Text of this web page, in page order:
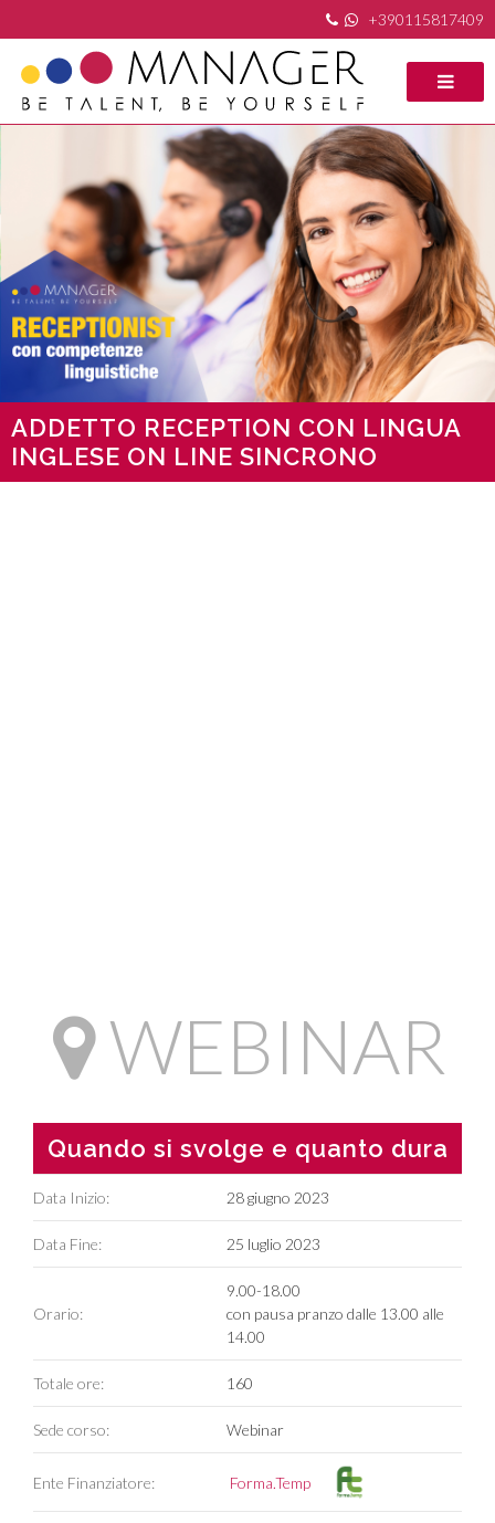
+390115817409
ADDETTO RECEPTION CON LINGUA
INGLESE ON LINE SINCRONO
WEBINAR
Quando si svolge e quanto dura
Data Inizio: 28 giugno 2023
Data Fine: 25 luglio 2023
Orario:
9.00-18.00
con pausa pranzo dalle 13.00 alle
14.00
Totale ore: 160
Sede corso: Webinar
Ente Finanziatore: Forma.Temp